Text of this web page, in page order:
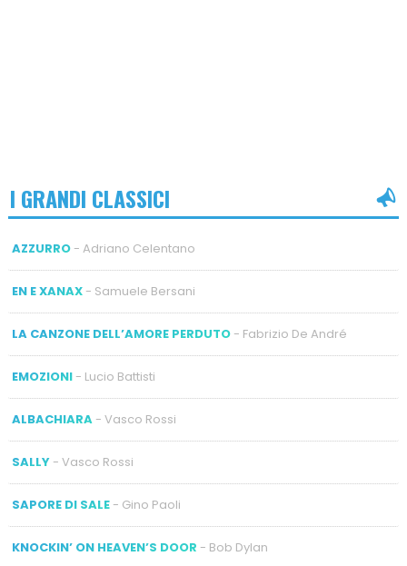
I GRANDI CLASSICI
AZZURRO- Adriano Celentano
EN E XANAX- Samuele Bersani
LA CANZONE DELL’AMORE PERDUTO- Fabrizio De André
EMOZIONI- Lucio Battisti
ALBACHIARA- Vasco Rossi
SALLY- Vasco Rossi
SAPORE DI SALE- Gino Paoli
KNOCKIN’ ON HEAVEN’S DOOR - Bob Dylan